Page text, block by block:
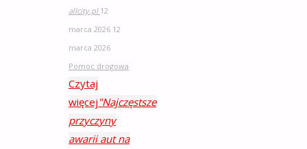
allcity.pl 12
marca 2026 12
marca 2026
Pomoc drogowa
Czytaj
więcej "Najczęstsze
przyczyny
awarii aut na